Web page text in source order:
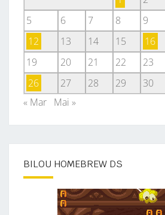
5
6 7 8 9
12
13 14 15 16
19
20 21 22 23
26
27 28 29
30
« Mar Mai »
BILOU HOMEBREW DS